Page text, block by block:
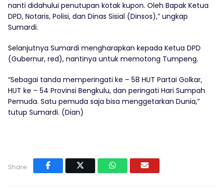
nanti didahului penutupan kotak kupon. Oleh Bapak Ketua
DPD, Notaris, Polisi, dan Dinas Sisial (Dinsos),” ungkap
Sumardi.
Selanjutnya Sumardi mengharapkan kepada Ketua DPD
(Gubernur, red), nantinya untuk memotong Tumpeng.
“Sebagai tanda memperingati ke – 58 HUT Partai Golkar,
HUT ke – 54 Provinsi Bengkulu, dan peringati Hari Sumpah
Pemuda. Satu pemuda saja bisa menggetarkan Dunia,”
tutup Sumardi. (Dian)
Share: